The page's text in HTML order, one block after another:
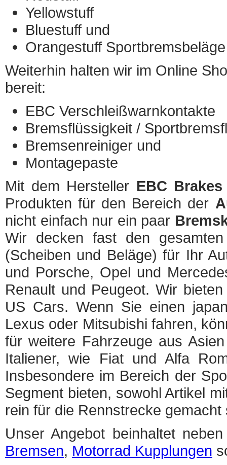
Yellowstuff
Bluestuff und
Orangestuff
Weiterhin halten wir im Online
bereit:
EBC Verschleißwarnkontakte
Bremsflüssigkeit /
Bremsenreiniger und
Montagepaste
Mit dem Hersteller EBC Brakes
Produkten für den Bereich der
nicht einfach nur ein paar
Wir decken fast den
(Scheiben und Beläge) für Ihr
und Porsche, Opel und
Renault und Peugeot. Wir
US Cars. Wenn Sie einen
Lexus oder Mitsubishi fahren,
für weitere Fahrzeuge aus
Italiener, wie Fiat und Alfa
Insbesondere im Bereich der
Segment bieten, sowohl Artikel
rein für die Rennstrecke gemacht
Unser Angebot beinhaltet
Bremsen, Motorrad Kupplungen